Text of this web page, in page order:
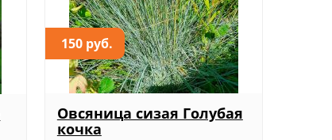
150 руб.
Овсяница сизая Голубая
кочка